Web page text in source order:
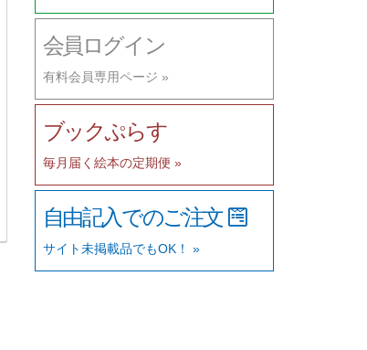
会員ログイン
有料会員専用ページ »
ブックぷらす
毎月届く絵本の定期便 »
自由記入でのご注文
サイト未掲載品でもOK！ »